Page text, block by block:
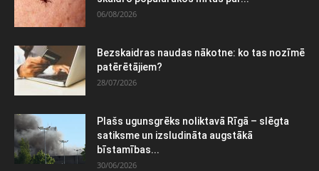
06/08/2026
Bezskaidras naudas nākotne: ko tas nozīmē
patērētājiem?
28/07/2026
Plašs ugunsgrēks noliktavā Rīgā – slēgta
satiksme un izsludināta augstākā
bīstamības...
30/06/2026